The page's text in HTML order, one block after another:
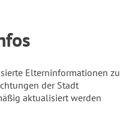
Elterninformationen zu
der Stadt
aktualisiert werden